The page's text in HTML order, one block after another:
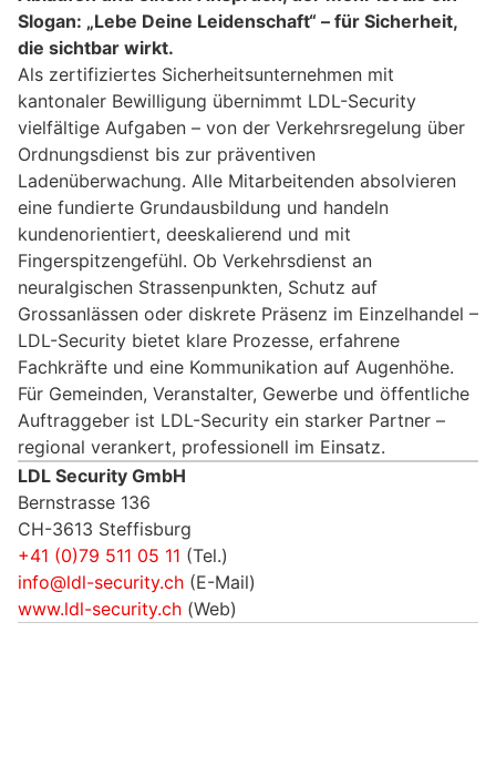
Slogan: „Lebe Deine Leidenschaft“ – für Sicherheit,
die sichtbar wirkt.
Als zertifiziertes Sicherheitsunternehmen mit
kantonaler Bewilligung übernimmt LDL-Security
vielfältige Aufgaben – von der Verkehrsregelung über
Ordnungsdienst bis zur präventiven
Ladenüberwachung. Alle Mitarbeitenden absolvieren
eine fundierte Grundausbildung und handeln
kundenorientiert, deeskalierend und mit
Fingerspitzengefühl. Ob Verkehrsdienst an
neuralgischen Strassenpunkten, Schutz auf
Grossanlässen oder diskrete Präsenz im Einzelhandel –
LDL-Security bietet klare Prozesse, erfahrene
Fachkräfte und eine Kommunikation auf Augenhöhe.
Für Gemeinden, Veranstalter, Gewerbe und öffentliche
Auftraggeber ist LDL-Security ein starker Partner –
regional verankert, professionell im Einsatz.
LDL Security GmbH
Bernstrasse 136
CH-3613 Steffisburg
+41 (0)79 511 05 11 (Tel.)
info@ldl-security.ch (E-Mail)
www.ldl-security.ch (Web)